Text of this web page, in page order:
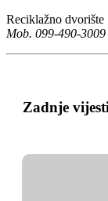
Reciklažno dvorište
Mob. 099-490-3009
Zadnje vijesti